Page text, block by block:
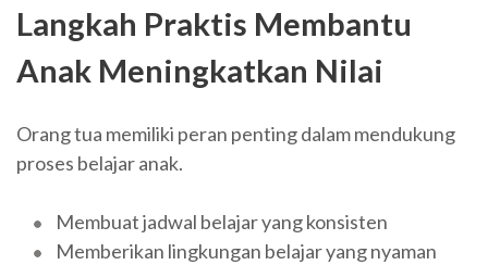
Langkah Praktis Membantu
Anak Meningkatkan Nilai
Orang tua memiliki peran penting dalam mendukung
proses belajar anak.
Membuat jadwal belajar yang konsisten
Memberikan lingkungan belajar yang nyaman